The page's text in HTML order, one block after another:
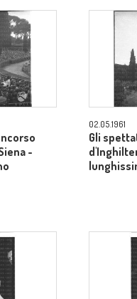
-
02.05.1961
Gli